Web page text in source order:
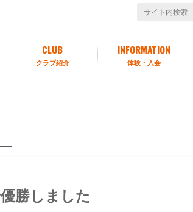
クラブ紹介
CLUB
体験・入会
INFORMATION
勝しました